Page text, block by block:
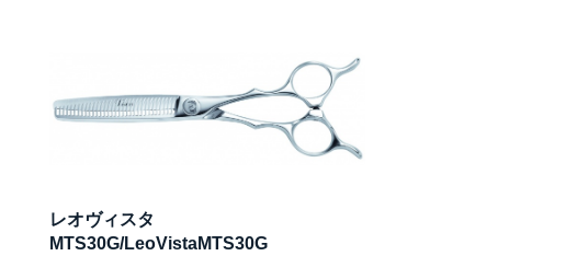
レオヴィスタ
MTS30G/LeoVistaMTS30G